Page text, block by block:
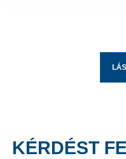
KÉRDÉST